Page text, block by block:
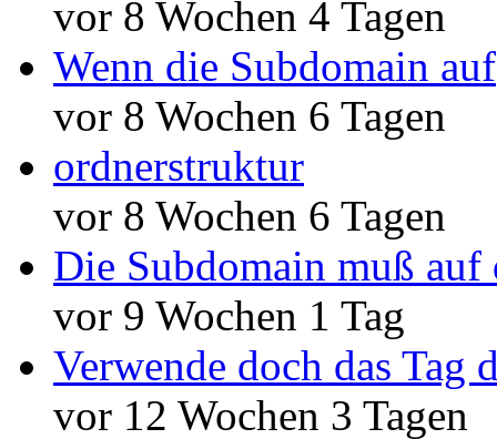
vor 8 Wochen 4 Tagen
Wenn die Subdomain auf
vor 8 Wochen 6 Tagen
ordnerstruktur
vor 8 Wochen 6 Tagen
Die Subdomain muß auf
vor 9 Wochen 1 Tag
Verwende doch das Tag
vor 12 Wochen 3 Tagen